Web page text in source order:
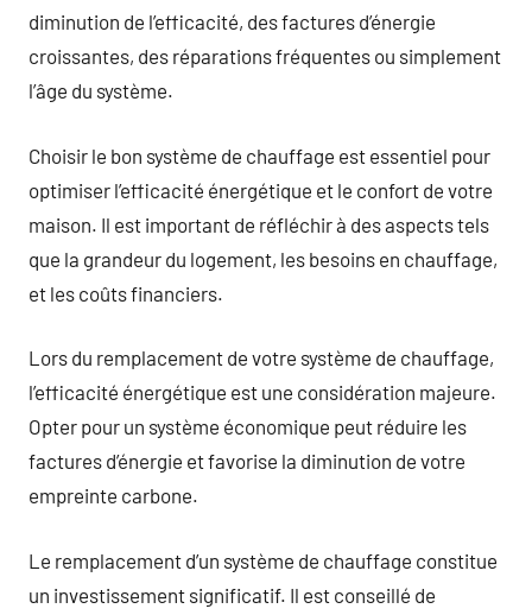
diminution de l’efficacité, des factures d’énergie
croissantes, des réparations fréquentes ou simplement
l’âge du système.
Choisir le bon système de chauffage est essentiel pour
optimiser l’efficacité énergétique et le confort de votre
maison. Il est important de réfléchir à des aspects tels
que la grandeur du logement, les besoins en chauffage,
et les coûts financiers.
Lors du remplacement de votre système de chauffage,
l’efficacité énergétique est une considération majeure.
Opter pour un système économique peut réduire les
factures d’énergie et favorise la diminution de votre
empreinte carbone.
Le remplacement d’un système de chauffage constitue
un investissement significatif. Il est conseillé de